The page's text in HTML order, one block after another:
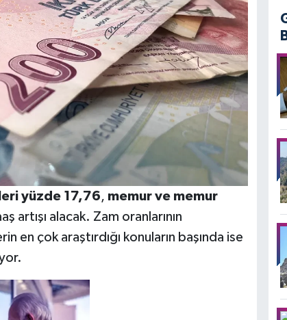
yüzde 17,76, memur ve memur
artışı alacak. Zam oranlarının
çok araştırdığı konuların başında ise